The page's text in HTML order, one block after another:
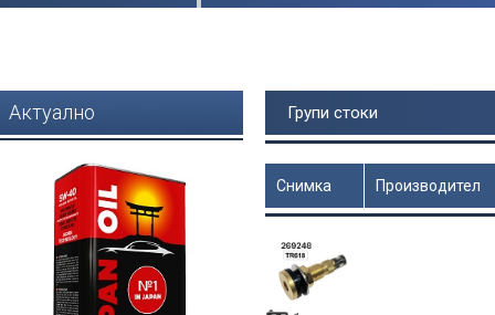
Актуално Групи стоки
Снимка Производител